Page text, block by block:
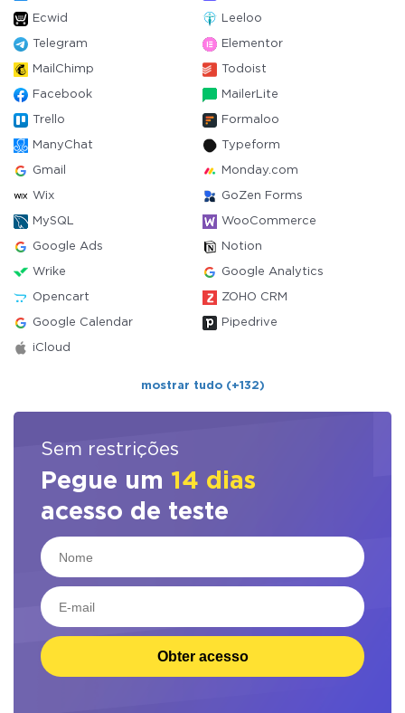
Ecwid Leeloo
Telegram Elementor
MailChimp Todoist
Facebook MailerLite
Trello Formaloo
ManyChat Typeform
Gmail Monday.com
Wix GoZen Forms
MySQL WooCommerce
Google Ads Notion
Wrike Google Analytics
Opencart ZOHO CRM
Google Calendar Pipedrive
iCloud
mostrar tudo (+132)
Sem restrições
Pegue um 14 dias
acesso de teste
Obter acesso